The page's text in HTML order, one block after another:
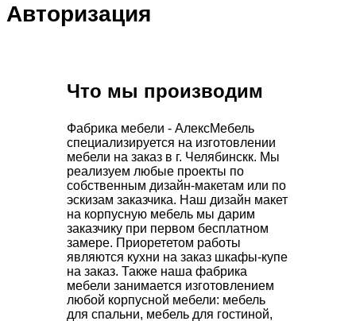
Авторизация
Фабрика мебели - АлексМебель
специализируется на изготовлении
мебели на заказ в г. Челябинскк. Мы
реализуем любые проекты по
собственным дизайн-макетам или по
эскизам заказчика. Наш дизайн макет
на корпусную мебель мы дарим
заказчику при первом бесплатном
замере. Приорететом работы
являются кухни на заказ шкафы-купе
на заказ. Также наша фабрика
мебели занимается изготовлением
любой корпусной мебели: мебель
для спальни, мебель для гостиной,
Что мы производим